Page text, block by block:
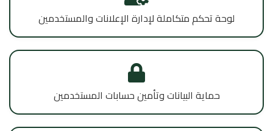
لوحة تحكم متكاملة لإدارة الإعلانات والمستخدمين
حماية البيانات وتأمين حسابات المستخدمين